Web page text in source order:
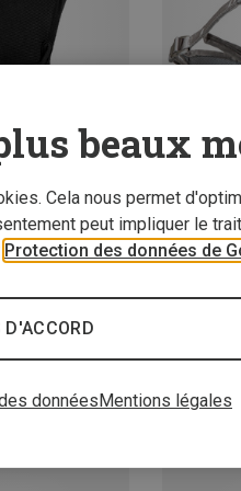
Tailles
ferrata
Ocun |
63-90CM
beaux
Cela nous permet
peut impliquer le
Protection des données de
D'ACCORD
donnéesMentions légales